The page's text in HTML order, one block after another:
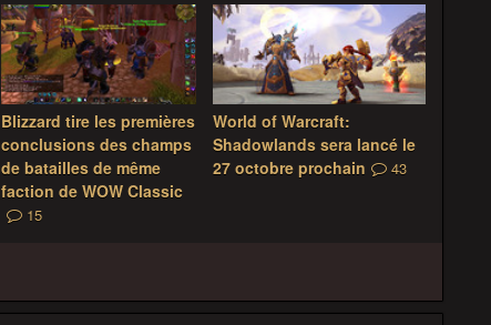
Blizzard tire les premières
conclusions des champs
de batailles de même
faction de WOW Classic
15
World of Warcraft:
Shadowlands sera lancé le
27 octobre prochain
43